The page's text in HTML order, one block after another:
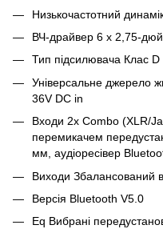
Низькочастотний
ВЧ-драйвер 6 x 2,75-
Тип підсилювача Клас D
Універсальне джерело
36V DC in
Входи 2x Combo (XLR/
перемикачем
мм, аудіоресівер
Виходи Збалансований
Версія Bluetooth V5.0
Eq Вибрані